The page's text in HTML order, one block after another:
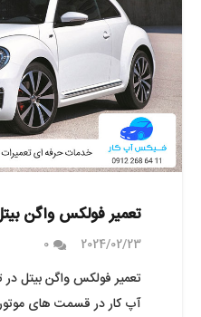
تعمیر فولکس واگن
2024/02/23
0
تعمیر فولکس واگن بیتل
آپ کار در قسمت های